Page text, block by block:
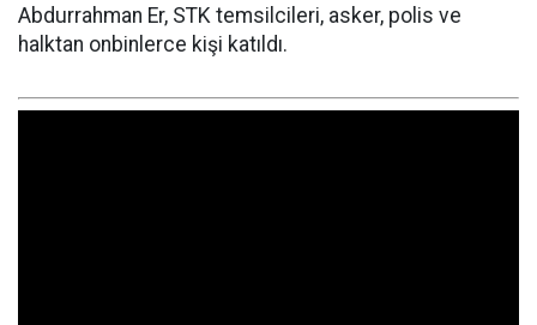
Abdurrahman Er, STK temsilcileri, asker, polis ve
halktan onbinlerce kişi katıldı.